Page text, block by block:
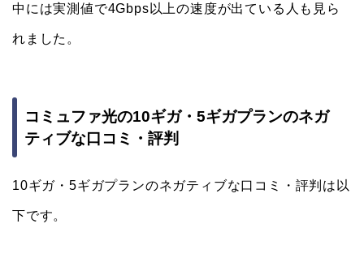
中には実測値で4Gbps以上の速度が出ている人も見ら
れました。
コミュファ光の10ギガ・5ギガプランのネガ
ティブな口コミ・評判
10ギガ・5ギガプランのネガティブな口コミ・評判は以
下です。